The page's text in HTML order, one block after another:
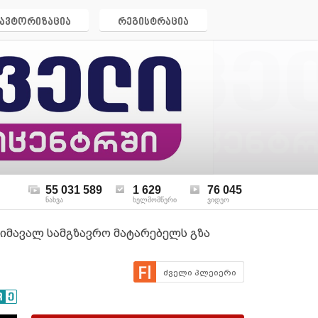
ავტორიზაცია რეგისტრაცია
55 031 589
ნახვა
1 629
ხელმომწერი
76 045
ვიდეო
სამგზავრო მატარებელს გზა
ძველი პლეიერი